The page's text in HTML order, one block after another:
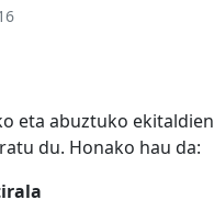
eta abuztuko ekitaldien
du. Honako hau da: